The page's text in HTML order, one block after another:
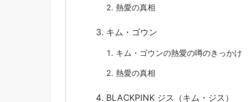
熱愛の真相
キム・ゴウン
キム・ゴウンの熱愛の噂のきっかけ
熱愛の真相
BLACKPINK ジス（キム・ジス）